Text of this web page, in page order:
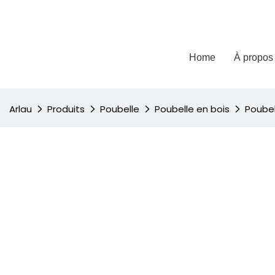
Home À
Arlau Produits Poubelle Poubelle en bois